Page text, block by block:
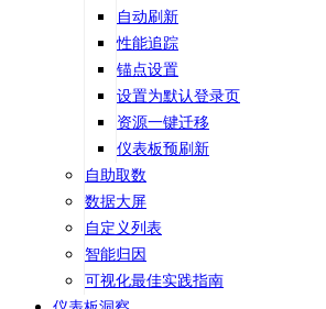
自动刷新
性能追踪
锚点设置
设置为默认登录页
资源一键迁移
仪表板预刷新
自助取数
数据大屏
自定义列表
智能归因
可视化最佳实践指南